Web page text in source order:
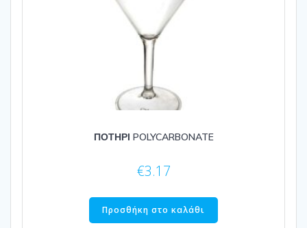
ΠΟΤΗΡΙ POLYCARBONATE
€3.17
Προσθήκη στο καλάθι